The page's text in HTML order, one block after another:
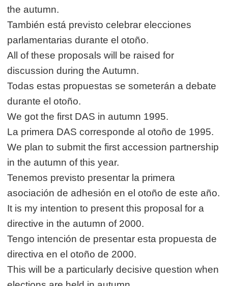
the autumn.
También está previsto celebrar elecciones
parlamentarias durante el otoño.
All of these proposals will be raised for
discussion during the Autumn.
Todas estas propuestas se someterán a debate
durante el otoño.
We got the first DAS in autumn 1995.
La primera DAS corresponde al otoño de 1995.
We plan to submit the first accession partnership
in the autumn of this year.
Tenemos previsto presentar la primera
asociación de adhesión en el otoño de este año.
It is my intention to present this proposal for a
directive in the autumn of 2000.
Tengo intención de presentar esta propuesta de
directiva en el otoño de 2000.
This will be a particularly decisive question when